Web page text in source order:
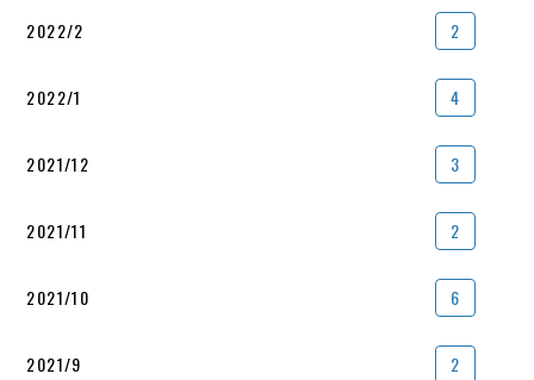
2022/2 2
2022/1 4
2021/12 3
2021/11 2
2021/10 6
2021/9 2